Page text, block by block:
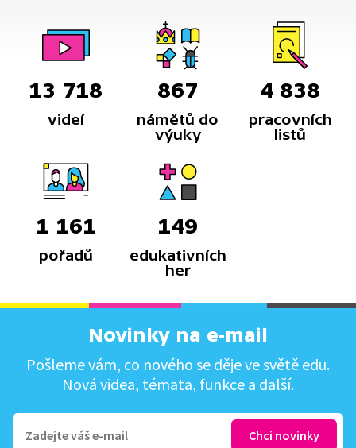
13 718
videí
867
námětů do
výuky
4 838
pracovních
listů
1 161
pořadů
149
edukativních
her
Novinky na e-mail
Pošleme vám, co nového se děje ve světě edu.
Nová videa, témata, funkce a další.